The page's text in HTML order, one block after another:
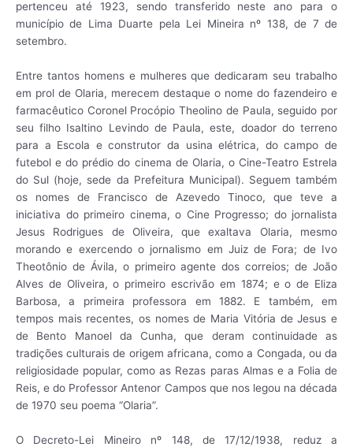
pertenceu até 1923, sendo transferido neste ano para o
município de Lima Duarte pela Lei Mineira nº 138, de 7 de
setembro.
Entre tantos homens e mulheres que dedicaram seu trabalho
em prol de Olaria, merecem destaque o nome do fazendeiro e
farmacêutico Coronel Procópio Theolino de Paula, seguido por
seu filho Isaltino Levindo de Paula, este, doador do terreno
para a Escola e construtor da usina elétrica, do campo de
futebol e do prédio do cinema de Olaria, o Cine-Teatro Estrela
do Sul (hoje, sede da Prefeitura Municipal). Seguem também
os nomes de Francisco de Azevedo Tinoco, que teve a
iniciativa do primeiro cinema, o Cine Progresso; do jornalista
Jesus Rodrigues de Oliveira, que exaltava Olaria, mesmo
morando e exercendo o jornalismo em Juiz de Fora; de Ivo
Theotônio de Ávila, o primeiro agente dos correios; de João
Alves de Oliveira, o primeiro escrivão em 1874; e o de Eliza
Barbosa, a primeira professora em 1882. E também, em
tempos mais recentes, os nomes de Maria Vitória de Jesus e
de Bento Manoel da Cunha, que deram continuidade as
tradições culturais de origem africana, como a Congada, ou da
religiosidade popular, como as Rezas paras Almas e a Folia de
Reis, e do Professor Antenor Campos que nos legou na década
de 1970 seu poema “Olaria”.
O Decreto-Lei Mineiro nº 148, de 17/12/1938, reduz a